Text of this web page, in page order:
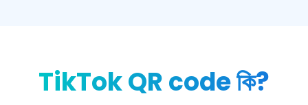
TikTok QR code কি?